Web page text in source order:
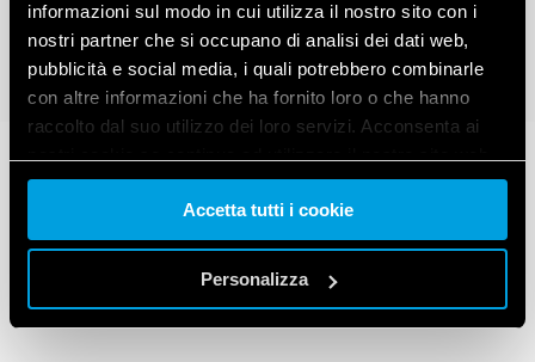
informazioni sul modo in cui utilizza il nostro sito con i
nostri partner che si occupano di analisi dei dati web,
pubblicità e social media, i quali potrebbero combinarle
con altre informazioni che ha fornito loro o che hanno
raccolto dal suo utilizzo dei loro servizi. Acconsenta ai
Vai alla Cookie Policy complet a
Accetta tutti i cookie
Personalizza